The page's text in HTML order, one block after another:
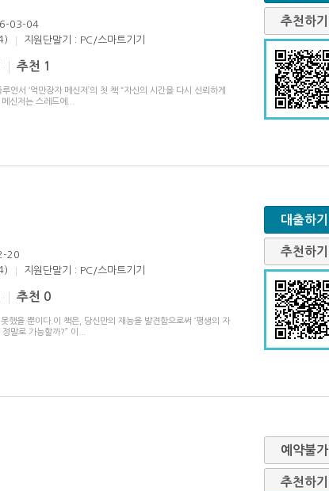
03-04
지원단말기 : PC/스마트기기
추천 1
언서 ‘억만장자 메신저’의 첫 책 “자신의 시간을 다시 신뢰하게
신저는 스레드에
추천하기
20
지원단말기 : PC/스마트기기
추천 0
했을 뿐이다.이 책은, 당신만의 재능을 발견함으로써 ‘평생의 자
말로 가능할까?” 이
대출하기
추천하기
예약불가
추천하기